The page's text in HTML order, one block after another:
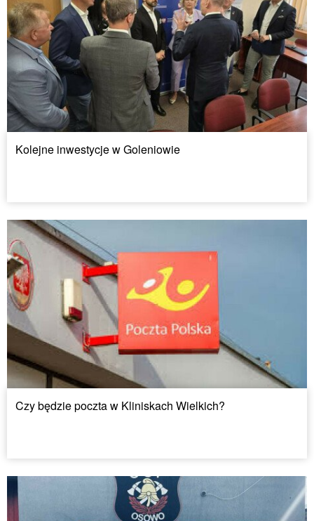
Kolejne inwestycje w Goleniowie
Czy będzie poczta w Kliniskach Wielkich?